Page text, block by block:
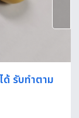
รับทำตาม